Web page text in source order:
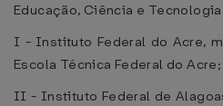
Educação, Ciência e
I - Instituto Federal do Acre,
Escola Técnica Federal do Acre;
II - Instituto Federal de